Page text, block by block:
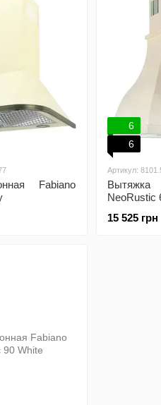
Fabiano
6
6
Артикул:
Вытяжка
NeoRustic
15 525 грн